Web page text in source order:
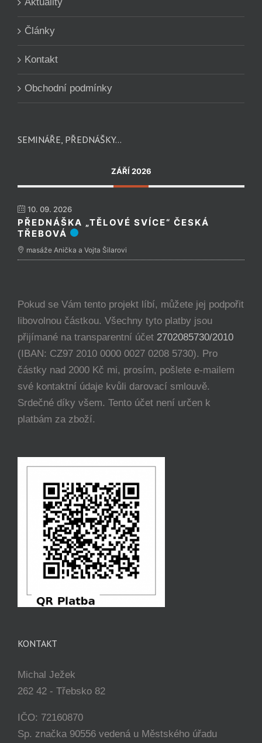
Články
Kontakt
Obchodní podmínky
SEMINÁŘE, PŘEDNÁŠKY…
ZÁŘÍ 2026
10. 09. 2026
PŘEDNÁŠKA „TĚLOVÉ SVÍCE“ ČESKÁ
TŘEBOVÁ
masáže Anička a Vojta Šilarovi
Pokud se Vám tento projekt líbí, můžete jej podpořit
libovolnou částkou. Všechny tyto platby jsou
přijímané na transparentní účet 2702085730/2010
(IBAN: CZ97 2010 0000 0027 0208 5730). Pro
částky nad 2000 Kč mi, prosím, pošlete e-mailem
své kontaktní údaje kvůli darovací smlouvě.
Srdečné díky všem. Tento účet není určen k
platbám za zboží.
KONTAKT
Michal Ježek
262 42 - Třebsko 82
IČO: 72160870
Sp. značka 90556 vedená u Městského úřadu